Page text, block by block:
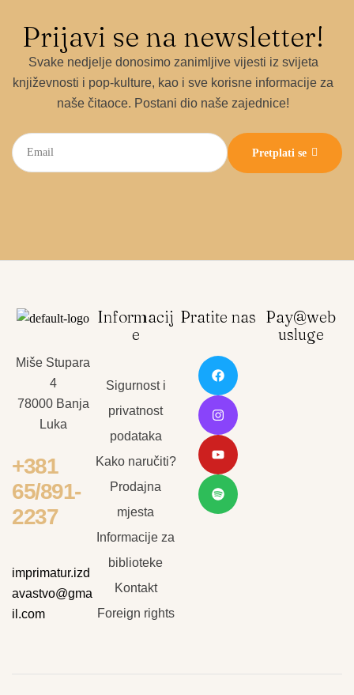
Prijavi se na newsletter!
Svake nedjelje donosimo zanimljive vijesti iz svijeta
književnosti i pop-kulture, kao i sve korisne informacije za
naše čitaoce. Postani dio naše zajednice!
Pretplati se
Miše Stupara
4
78000 Banja
Luka
+381
65/891-
2237
imprimatur.izd
avastvo@gma
il.com
Informacij
e
Sigurnost i
privatnost
podataka
Kako naručiti?
Prodajna
mjesta
Informacije za
biblioteke
Kontakt
Foreign rights
Pratite nas Pay@web
usluge